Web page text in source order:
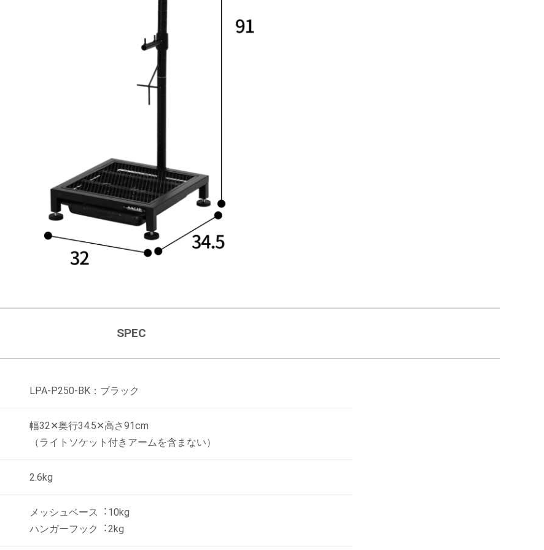
SPEC
LPA-P250-BK：ブラック
幅32✕奥行34.5✕高さ91cm
（ライトソケット付きアームを含まない）
2.6kg
メッシュベース︓10kg
ハンガーフック︓2kg